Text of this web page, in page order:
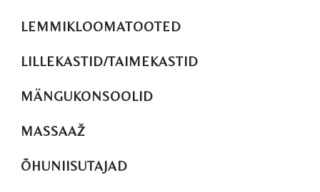
LEMMIKLOOMATOOTED
LILLEKASTID/TAIMEKASTID
MÄNGUKONSOOLID
MASSAAŽ
ÕHUNIISUTAJAD